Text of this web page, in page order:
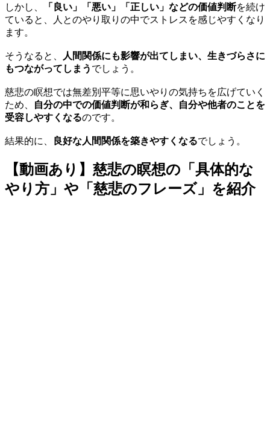
しかし、 「良い」「悪い」「正しい」などの価値判断を続け
ていると、人とのやり取りの中でストレスを感じやすくなり
ます。
そうなると、
人間関係にも影響が出てしまい、生きづらさに
もつながってしまう でしょう。
慈悲の瞑想では無差別平等に思いやりの気持ちを広げていく
ため、
自分の中での価値判断が和らぎ、自分や他者のことを
受容しやすくなるのです。
結果的に、 良好な人間関係を築きやすくなるでしょう。
【動画あり】慈悲の瞑想の「具体的な
やり方」や「慈悲のフレーズ」を紹介